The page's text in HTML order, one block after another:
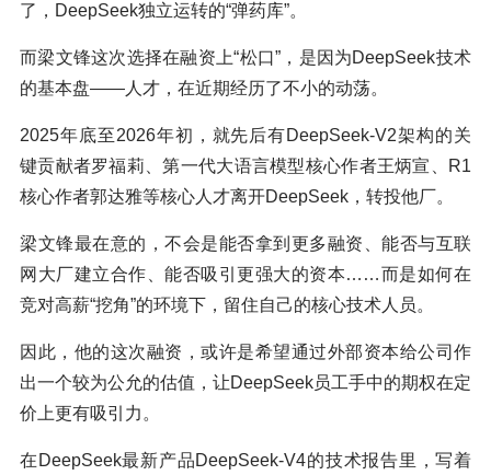
了，DeepSeek独立运转的“弹药库”。
而梁文锋这次选择在融资上“松口”，是因为DeepSeek技术
的基本盘——人才，在近期经历了不小的动荡。
2025年底至2026年初，就先后有DeepSeek-V2架构的关
键贡献者罗福莉、第一代大语言模型核心作者王炳宣、R1
核心作者郭达雅等核心人才离开DeepSeek，转投他厂。
梁文锋最在意的，不会是能否拿到更多融资、能否与互联
网大厂建立合作、能否吸引更强大的资本……而是如何在
竞对高薪“挖角”的环境下，留住自己的核心技术人员。
因此，他的这次融资，或许是希望通过外部资本给公司作
出一个较为公允的估值，让DeepSeek员工手中的期权在定
价上更有吸引力。
在DeepSeek最新产品DeepSeek-V4的技术报告里，写着